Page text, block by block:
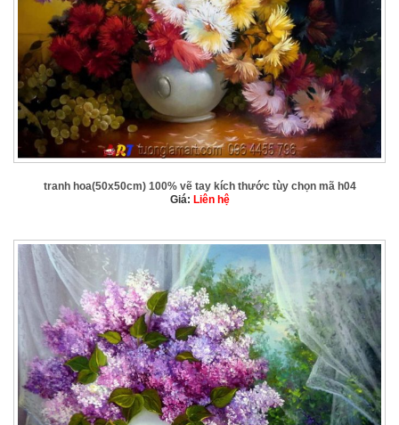
tranh hoa(50x50cm) 100% vẽ tay kích thước tùy chọn mã h04
Giá: Liên hệ